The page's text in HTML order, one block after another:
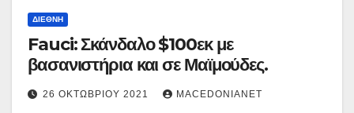
ΔΙΕΘΝΉ
Fauci: Σκάνδαλο $100εκ με
βασανιστήρια και σε Μαϊμούδες.
26 ΟΚΤΩΒΡΊΟΥ 2021 MACEDONIANET